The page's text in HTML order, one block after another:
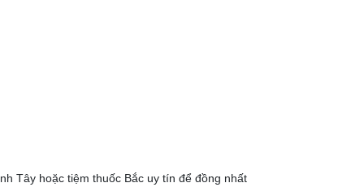
Tây hoặc tiệm thuốc Bắc uy tín để đồng nhất